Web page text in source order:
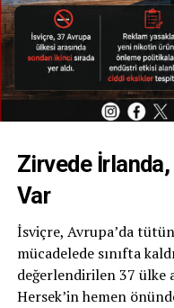
Zirvede
Var
İsviçre, Avrupa’da
mücadelede sınıfta
değerlendirilen 37 ülke
Hersek’in hemen